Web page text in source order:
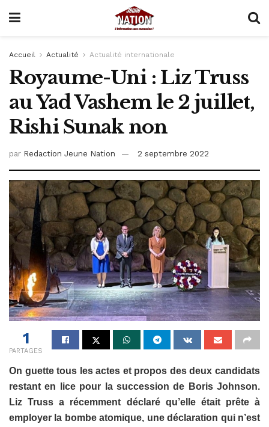
Accueil Actualité Actualité internationale
Royaume-Uni : Liz Truss
au Yad Vashem le 2 juillet,
Rishi Sunak non
par Redaction Jeune Nation 2 septembre 2022
1
PARTAGES
On guette tous les actes et propos des deux candidats
restant en lice pour la succession de Boris Johnson.
Liz Truss a récemment déclaré qu’elle était prête à
employer la bombe atomique, une déclaration qui n’est